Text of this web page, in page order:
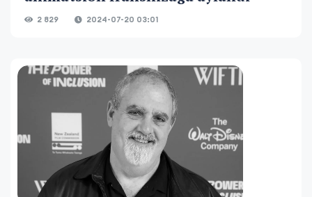
2 829 2024-07-20 03:01